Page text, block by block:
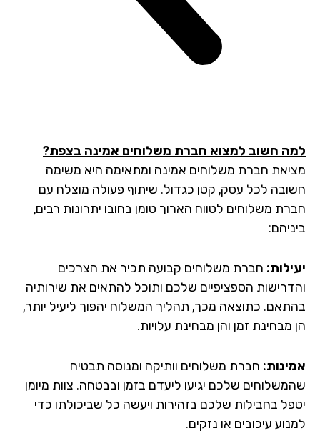
חשוב למצוא חברת משלוחים אמינה בצפת?
חברת משלוחים אמינה ומתאימה היא משימה
לכל עסק, קטן כגדול. שיתוף פעולה מוצלח עם
משלוחים לטווח הארוך טומן בחובו יתרונות רבים,
חברת משלוחים קבועה תכיר את הצרכים
הספציפיים שלכם ותוכל להתאים את שירותיה
כתוצאה מכך, תהליך המשלוח יהפוך ליעיל יותר,
מבחינת זמן והן מבחינת עלויות.
חברת משלוחים וותיקה ומנוסה תבטיח
שלכם יגיעו ליעדם בזמן ובבטחה. צוות מיומן
בחבילות שלכם בזהירות ויעשה כל שביכולתו כדי
עיכובים או נזקים.